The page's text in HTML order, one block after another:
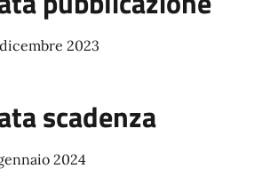
2023
scadenza
2024